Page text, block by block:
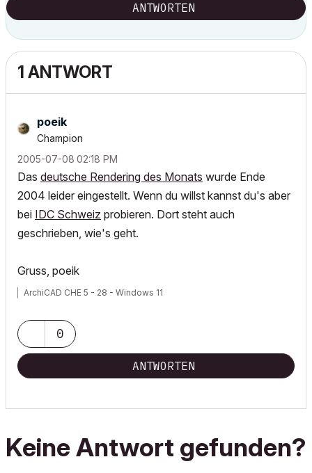
ANTWORTEN
1 ANTWORT
poeik
Champion
‎2005-07-08 02:18 PM
Das deutsche Rendering des Monats wurde Ende
2004 leider eingestellt. Wenn du willst kannst du's aber
bei IDC Schweiz probieren. Dort steht auch
geschrieben, wie's geht.
Gruss, poeik
ArchiCAD CHE 5 - 28 - Windows 11
0
ANTWORTEN
Keine Antwort gefunden?